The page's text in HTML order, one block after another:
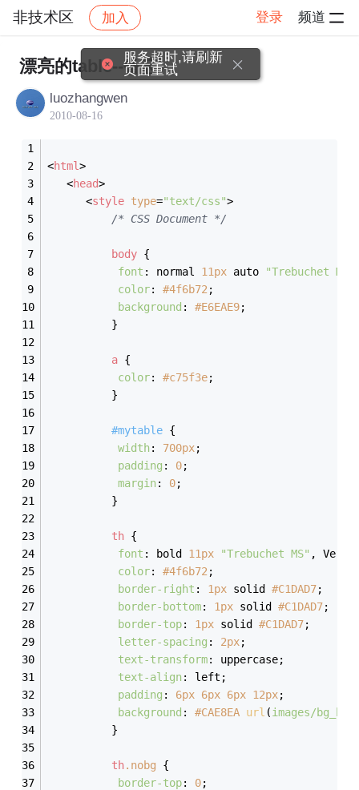
非技术区 加入 登录 频道
社区 非技术区 帖子详情
漂亮的table--备忘
luozhangwen
2010-08-16
<html>
<head>
<style type="text/css">
/* CSS Document */
body {
font : normal 11px auto "Trebuchet MS"
color: #4f6b72 ;
background : #E6EAE9;
          }
a {
color: #c75f3e;
          }
#mytable {
width: 700px;
padding : 0;
margin: 0;
          }
th {
font : bold 11px "Trebuchet MS" ,
color: #4f6b72 ;
border-right : 1px solid #C1DAD7;
border-bottom: 1px solid #C1DAD7;
border-top: 1px solid #C1DAD7;
letter-spacing : 2px;
text-transform: uppercase;
text-align: left;
padding : 6px 6px 6px 12px;
background : #CAE8EA url (images/
          }
th.nobg {
border-top: 0;
服务超时,请刷新
页面重试